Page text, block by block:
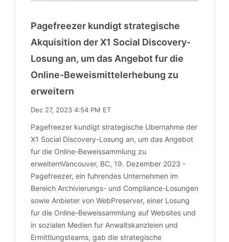
Pagefreezer kundigt strategische
Akquisition der X1 Social Discovery-
Losung an, um das Angebot fur die
Online-Beweismittelerhebung zu
erweitern
Dec 27, 2023 4:54 PM ET
Pagefreezer kundigt strategische Ubernahme der
X1 Social Discovery-Losung an, um das Angebot
fur die Online-Beweissammlung zu
erweiternVancouver, BC, 19. Dezember 2023 -
Pagefreezer, ein fuhrendes Unternehmen im
Bereich Archivierungs- und Compliance-Losungen
sowie Anbieter von WebPreserver, einer Losung
fur die Online-Beweissammlung auf Websites und
in sozialen Medien fur Anwaltskanzleien und
Ermittlungsteams, gab die strategische